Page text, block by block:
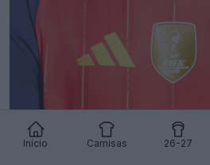
Início Camisas 26-27
Lançada a camisa da Adidas